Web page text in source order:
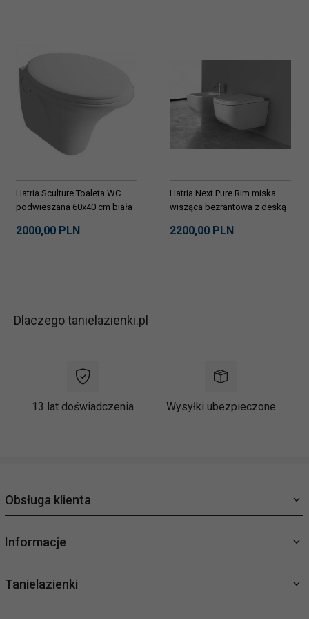
Hatria Sculture Toaleta WC
podwieszana 60x40 cm biała
2000,00 PLN
Hatria Next Pure Rim miska
wisząca bezrantowa z deską
2200,00 PLN
Dlaczego tanielazienki.pl
13 lat doświadczenia Wysyłki ubezpieczone
Obsługa klienta
Informacje
Tanielazienki